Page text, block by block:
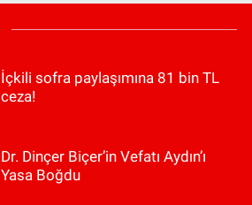
İçkili sofra paylaşımına 81 bin TL
ceza!
Dr. Dinçer Biçer’in Vefatı Aydın’ı
Yasa Boğdu